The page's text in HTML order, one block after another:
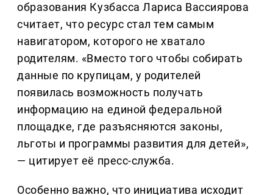
образования Кузбасса Лариса Вассиярова
считает, что ресурс стал тем самым
навигатором, которого не хватало
родителям. «Вместо того чтобы собирать
данные по крупицам, у родителей
появилась возможность получать
информацию на единой федеральной
площадке, где разъясняются законы,
льготы и программы развития для детей»,
— цитирует её пресс-служба.
Особенно важно, что инициатива исходит